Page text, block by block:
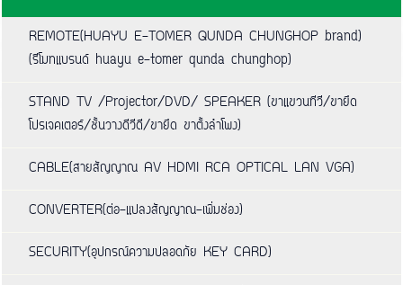
REMOTE(HUAYU E-TOMER QUNDA CHUNGHOP brand)
(รีโมทแบรนด์ huayu e-tomer qunda chunghop)
STAND TV /Projector/DVD/ SPEAKER (ขาแขวนทีวี/ขายึด
โปรเจคเตอร์/ชั้นวางดีวีดี/ขายึด ขาตั้งลำโพง)
CABLE(สายสัญญาณ AV HDMI RCA OPTICAL LAN VGA)
CONVERTER(ต่อ-แปลงสัญญาณ-เพิ่มช่อง)
SECURITY(อุปกรณ์ความปลอดภัย KEY CARD)